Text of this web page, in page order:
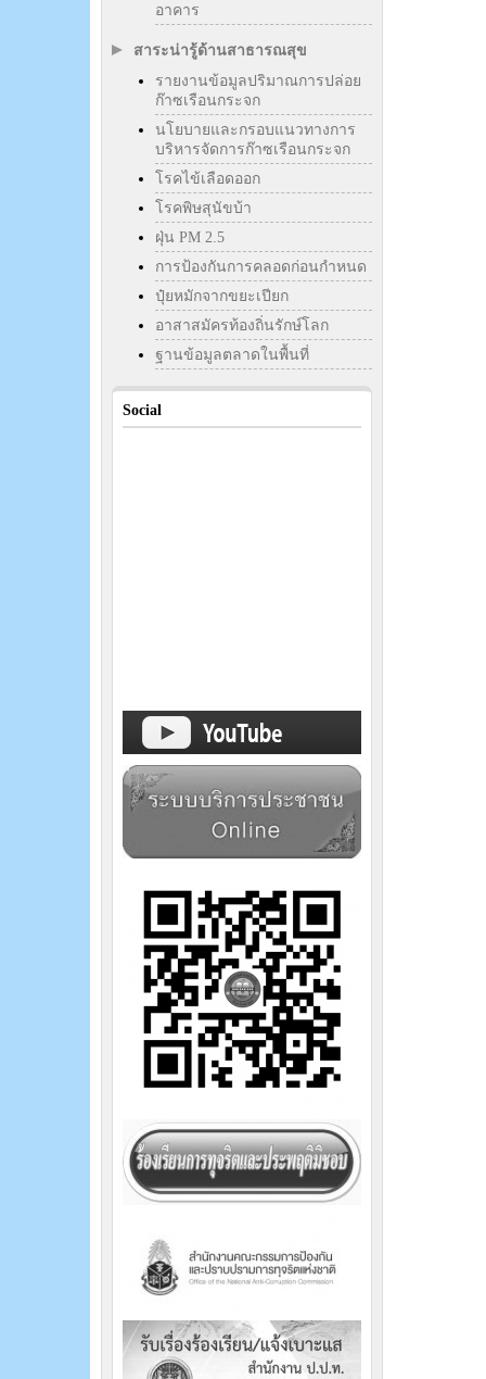
อาคาร
สาระน่ารู้ด้านสาธารณสุข
รายงานข้อมูลปริมาณการปล่อย
ก๊าซเรือนกระจก
นโยบายและกรอบแนวทางการ
บริหารจัดการก๊าซเรือนกระจก
โรคไข้เลือดออก
โรคพิษสุนัขบ้า
ฝุ่น PM 2.5
การป้องกันการคลอดก่อนกำหนด
ปุ๋ยหมักจากขยะเปียก
อาสาสมัครท้องถิ่นรักษ์โลก
ฐานข้อมูลตลาดในพื้นที่
Social